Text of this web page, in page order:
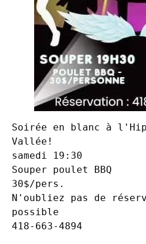
Soirée en blanc à
Vallée!
samedi 19:30
Souper poulet BBQ
30$/pers.
N'oubliez pas de
possible
418-663-4894